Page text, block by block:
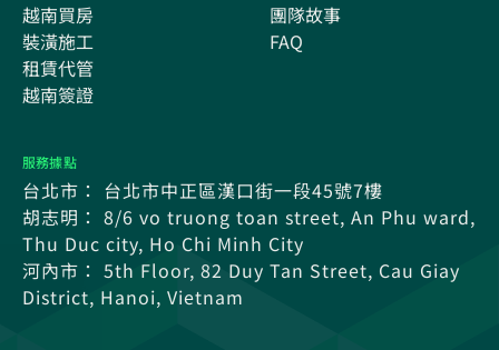
越南買房
裝潢施工
租賃代管
越南簽證
團隊故事
FAQ
服務據點
台北市： 台北市中正區漢口街一段45號7樓
胡志明： 8/6 vo truong toan street, An Phu ward,
Thu Duc city, Ho Chi Minh City
河內市： 5th Floor, 82 Duy Tan Street, Cau Giay
District, Hanoi, Vietnam